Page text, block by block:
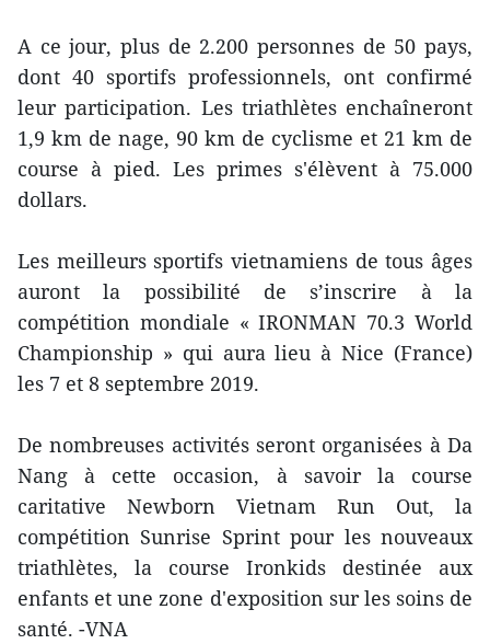
A ce jour, plus de 2.200 personnes de 50 pays,
dont 40 sportifs professionnels, ont confirmé
leur participation. Les triathlètes enchaîneront
1,9 km de nage, 90 km de cyclisme et 21 km de
course à pied. Les primes s'élèvent à 75.000
dollars.
Les meilleurs sportifs vietnamiens de tous âges
auront la possibilité de s’inscrire à la
compétition mondiale « IRONMAN 70.3 World
Championship » qui aura lieu à Nice (France)
les 7 et 8 septembre 2019.
De nombreuses activités seront organisées à Da
Nang à cette occasion, à savoir la course
caritative Newborn Vietnam Run Out, la
compétition Sunrise Sprint pour les nouveaux
triathlètes, la course Ironkids destinée aux
enfants et une zone d'exposition sur les soins de
santé. -VNA